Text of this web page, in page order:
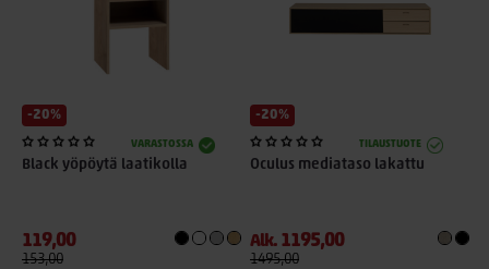
-20%
VARASTOSSA
Black yöpöytä laatikolla
119,00
153,00
-20%
TILAUSTUOTE
Oculus mediataso lakattu
Alk. 1195,00
1495,00